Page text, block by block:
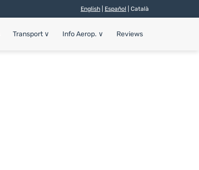
English Español | Català
Transport ∨ Info Aerop. ∨ Reviews